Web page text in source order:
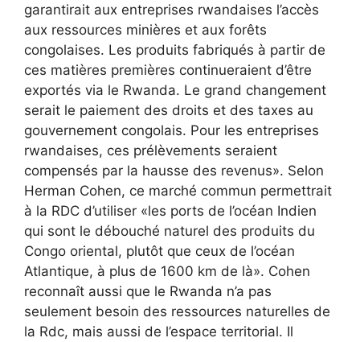
garantirait aux entreprises rwandaises l’accès
aux ressources minières et aux forêts
congolaises. Les produits fabriqués à partir de
ces matières premières continueraient d’être
exportés via le Rwanda. Le grand changement
serait le paiement des droits et des taxes au
gouvernement congolais. Pour les entreprises
rwandaises, ces prélèvements seraient
compensés par la hausse des revenus». Selon
Herman Cohen, ce marché commun permettrait
à la RDC d’utiliser «les ports de l’océan Indien
qui sont le débouché naturel des produits du
Congo oriental, plutôt que ceux de l’océan
Atlantique, à plus de 1600 km de là». Cohen
reconnaît aussi que le Rwanda n’a pas
seulement besoin des ressources naturelles de
la Rdc, mais aussi de l’espace territorial. Il